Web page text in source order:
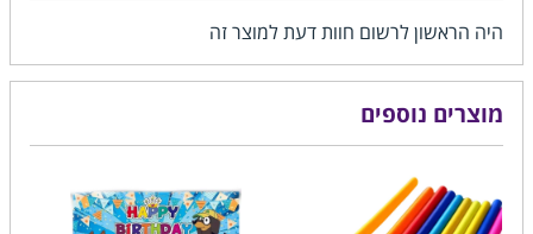
היה הראשון לרשום חוות דעת למוצר זה
מוצרים נוספים